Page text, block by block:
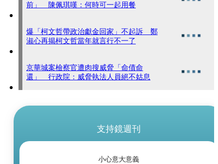
前」 陳佩琪嘆：何時可一起用餐
爆「柯文哲帶政治獻金回家」不起訴 鄭
淑心再揭柯文哲當年就言行不一了
京華城案檢察官遭肉搜威脅「命債命
還」 行政院：威脅執法人員絕不姑息
支持鏡週刊
小心意大意義